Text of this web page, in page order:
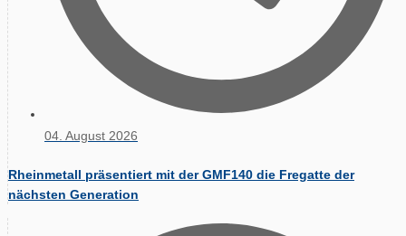
04. August 2026
Rheinmetall präsentiert mit der GMF140 die Fregatte der
nächsten Generation